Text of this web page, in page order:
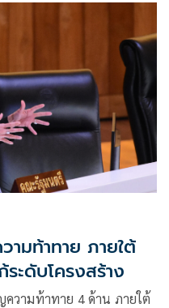
าทลดลงจากปีที่ผ่านมา
มท้าทาย ภายใต้
ะดับโครงสร้าง
วามท้าทาย 4 ด้าน ภายใต้